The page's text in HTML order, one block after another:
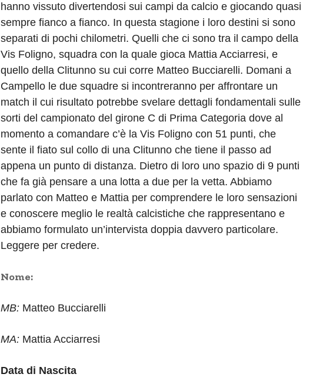
hanno vissuto divertendosi sui campi da calcio e giocando quasi
sempre fianco a fianco. In questa stagione i loro destini si sono
separati di pochi chilometri. Quelli che ci sono tra il campo della
Vis Foligno, squadra con la quale gioca Mattia Acciarresi, e
quello della Clitunno su cui corre Matteo Bucciarelli. Domani a
Campello le due squadre si incontreranno per affrontare un
match il cui risultato potrebbe svelare dettagli fondamentali sulle
sorti del campionato del girone C di Prima Categoria dove al
momento a comandare c’è la Vis Foligno con 51 punti, che
sente il fiato sul collo di una Clitunno che tiene il passo ad
appena un punto di distanza. Dietro di loro uno spazio di 9 punti
che fa già pensare a una lotta a due per la vetta. Abbiamo
parlato con Matteo e Mattia per comprendere le loro sensazioni
e conoscere meglio le realtà calcistiche che rappresentano e
abbiamo formulato un’intervista doppia davvero particolare.
Leggere per credere.
Nome:
MB: Matteo Bucciarelli
MA: Mattia Acciarresi
Data di Nascita